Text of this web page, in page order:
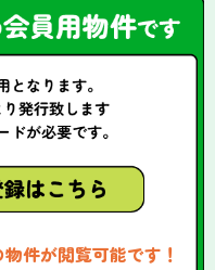
件が閲覧可能です！